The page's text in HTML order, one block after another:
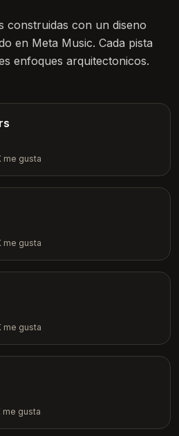
construidas con un diseno
en Meta Music. Cada pista
enfoques arquitectonicos.
me gusta
me gusta
me gusta
me gusta